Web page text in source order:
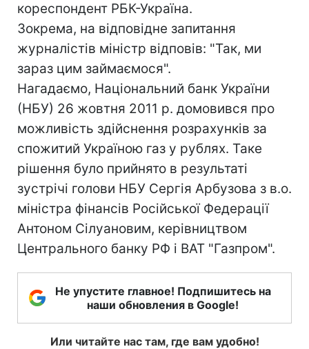
кореспондент РБК-Україна.
Зокрема, на відповідне запитання
журналістів міністр відповів: "Так, ми
зараз цим займаємося".
Нагадаємо, Національний банк України
(НБУ) 26 жовтня 2011 р. домовився про
можливість здійснення розрахунків за
спожитий Україною газ у рублях. Таке
рішення було прийнято в результаті
зустрічі голови НБУ Сергія Арбузова з в.о.
міністра фінансів Російської Федерації
Антоном Сілуановим, керівництвом
Центрального банку РФ і ВАТ "Газпром".
Не упустите главное! Подпишитесь на
наши обновления в Google!
Или читайте нас там, где вам удобно!